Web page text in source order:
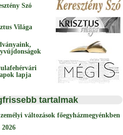
Szó
Világa
lapja
tartalmak
változások főegyházmegyénkben
2026